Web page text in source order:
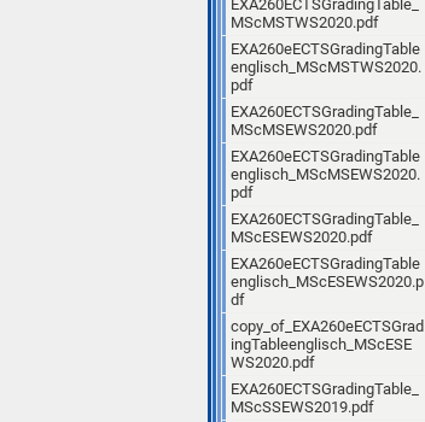
EXA260ECTSGradingTable_
MScMSTWS2020.pdf
EXA260eECTSGradingTable
englisch_MScMSTWS2020.
pdf
EXA260ECTSGradingTable_
MScMSEWS2020.pdf
EXA260eECTSGradingTable
englisch_MScMSEWS2020.
pdf
EXA260ECTSGradingTable_
MScESEWS2020.pdf
EXA260eECTSGradingTable
englisch_MScESEWS2020.p
df
copy_of_EXA260eECTSGrad
ingTableenglisch_MScESE
WS2020.pdf
EXA260ECTSGradingTable_
MScSSEWS2019.pdf